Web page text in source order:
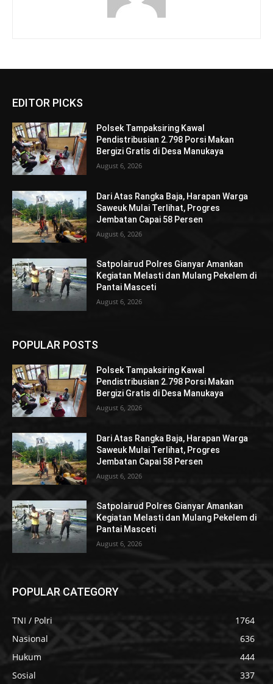
EDITOR PICKS
Polsek Tampaksiring Kawal
Pendistribusian 2.798 Porsi Makan
Bergizi Gratis di Desa Manukaya
August 6, 2026
Dari Atas Rangka Baja, Harapan Warga
Saweuk Mulai Terlihat, Progres
Jembatan Capai 58 Persen
August 6, 2026
Satpolairud Polres Gianyar Amankan
Kegiatan Melasti dan Mulang Pekelem di
Pantai Masceti
August 6, 2026
POPULAR POSTS
Polsek Tampaksiring Kawal
Pendistribusian 2.798 Porsi Makan
Bergizi Gratis di Desa Manukaya
August 6, 2026
Dari Atas Rangka Baja, Harapan Warga
Saweuk Mulai Terlihat, Progres
Jembatan Capai 58 Persen
August 6, 2026
Satpolairud Polres Gianyar Amankan
Kegiatan Melasti dan Mulang Pekelem di
Pantai Masceti
August 6, 2026
POPULAR CATEGORY
TNI / Polri
1764
Nasional
636
Hukum
444
Sosial
337